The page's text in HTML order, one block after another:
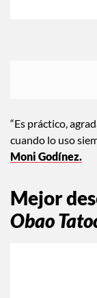
“Es práctico,
cuando lo uso
Moni Godínez.
Mejor
Obao